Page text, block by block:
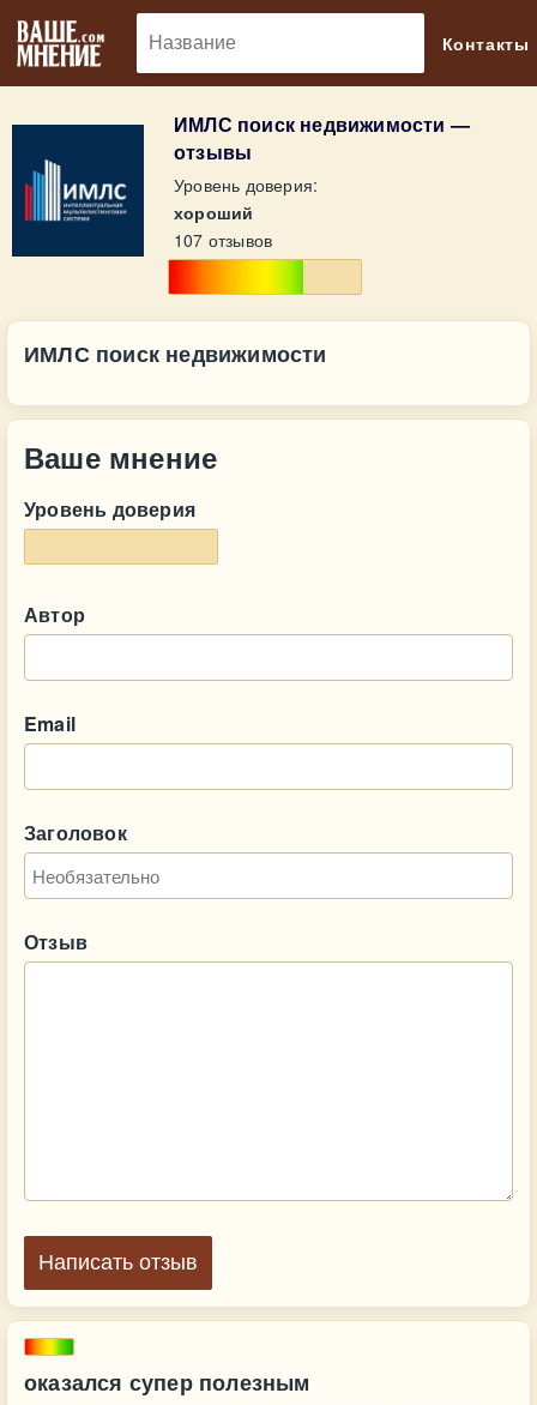
Контакты
ИМЛС поиск недвижимости —
отзывы
Уровень доверия:
хороший
107 отзывов
оказался супер полезным
ИМЛС поиск недвижимости
Ваше мнение
Уровень доверия
Автор
Email
Заголовок
Отзыв
Написать отзыв